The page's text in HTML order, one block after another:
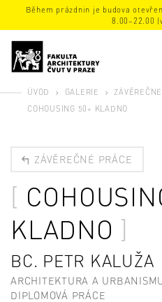
Během prázdnin je budova
8.00–22.00
ÚVOD GALERIE
COHOUSING 50+ KLADNO
ZÁVĚREČNÉ PRÁCE
KLADNO
BC. PETR KALUŽA
ARCHITEKTURA A
DIPLOMOVÁ PRÁCE